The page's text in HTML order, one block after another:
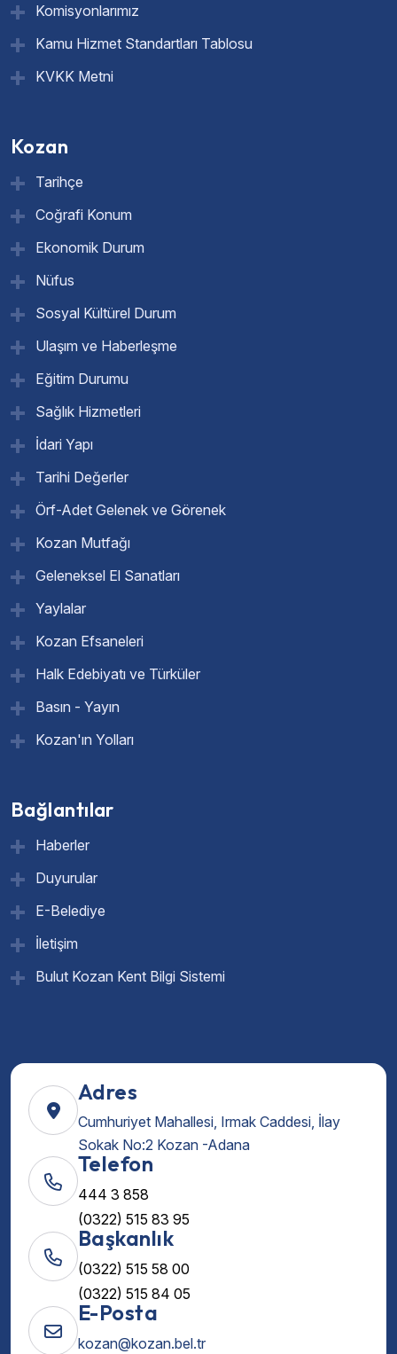
Komisyonlarımız
Kamu Hizmet Standartları Tablosu
KVKK Metni
Kozan
Tarihçe
Coğrafi Konum
Ekonomik Durum
Nüfus
Sosyal Kültürel Durum
Ulaşım ve Haberleşme
Eğitim Durumu
Sağlık Hizmetleri
İdari Yapı
Tarihi Değerler
Örf-Adet Gelenek ve Görenek
Kozan Mutfağı
Geleneksel El Sanatları
Yaylalar
Kozan Efsaneleri
Halk Edebiyatı ve Türküler
Basın - Yayın
Kozan'ın Yolları
Bağlantılar
Haberler
Duyurular
E-Belediye
İletişim
Bulut Kozan Kent Bilgi Sistemi
Adres
Cumhuriyet Mahallesi, Irmak Caddesi, İlay
Sokak No:2 Kozan -Adana
Telefon
444 3 858
(0322) 515 83 95
Başkanlık
(0322) 515 58 00
(0322) 515 84 05
E-Posta
kozan@kozan.bel.tr